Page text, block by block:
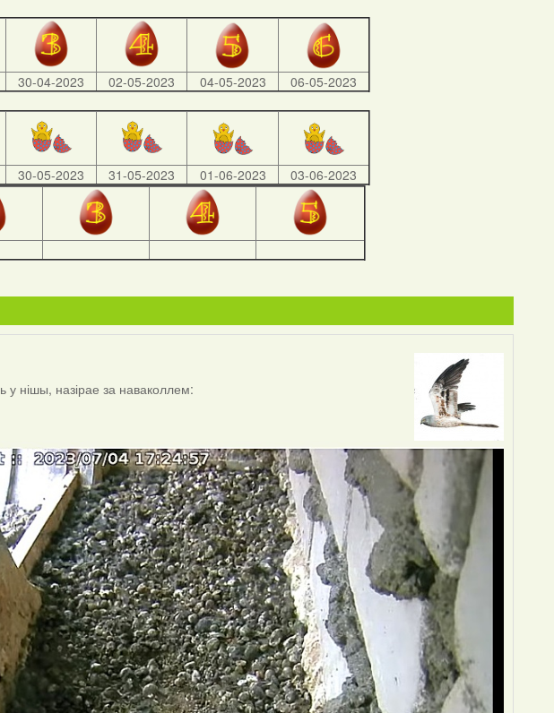
30-04-2023 02-05-2023 04-05-2023 06-05-2023
30-05-2023 31-05-2023 01-06-2023 03-06-2023
у нішы, назірае за наваколлем: